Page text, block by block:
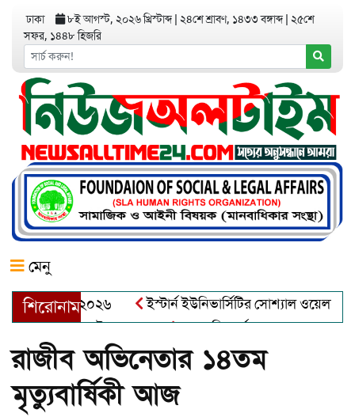
ঢাকা ৮ই আগস্ট, ২০২৬ খ্রিস্টাব্দ ২৪শে শ্রাবণ, ১৪৩৩ বঙ্গাব্দ ২৫শে
সফর, ১৪৪৮ হিজরি
মেনু
শিরোনাম
অ্যাওয়ার্ড–২০২৬
ইস্টার্ন ইউনিভার্সিটির সোশ্যাল ওয়েলফেয়ার
খালেক এর ইন্তেকাল
আত্মশুদ্ধি অর্জন ও অশুভকে বর্জন করে
রাজীব অভিনেতার ১৪তম
মৃত্যুবার্ষিকী আজ